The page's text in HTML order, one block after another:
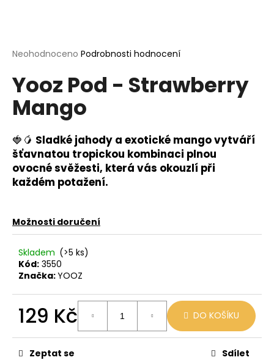
Průměrné
produktu
je
0,0
hvězdiček.
Neohodnoceno Podrobnosti hodnocení
Yooz Pod - Strawberry
Mango
🍓🥭 Sladké jahody a exotické mango vytváří
šťavnatou tropickou kombinaci plnou
ovocné svěžesti, která vás okouzlí při
každém potažení.
Možnosti doručení
Skladem (>5 ks)
Kód: 3550
Značka:YOOZ
129 Kč
cena:
DO KOŠÍKU
Zeptat se Sdílet
í
t
?
HLEDAT
p
o
u
č
e
e